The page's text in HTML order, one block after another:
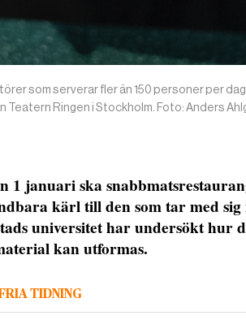
som serverar fler än 150 personer per
Teatern Ringen i Stockholm. Foto: Anders
1 januari ska
kärl till den som tar med
universitet har undersökt hur
kan utformas.
TIDNING